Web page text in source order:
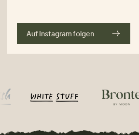
Auf Instagram folgen